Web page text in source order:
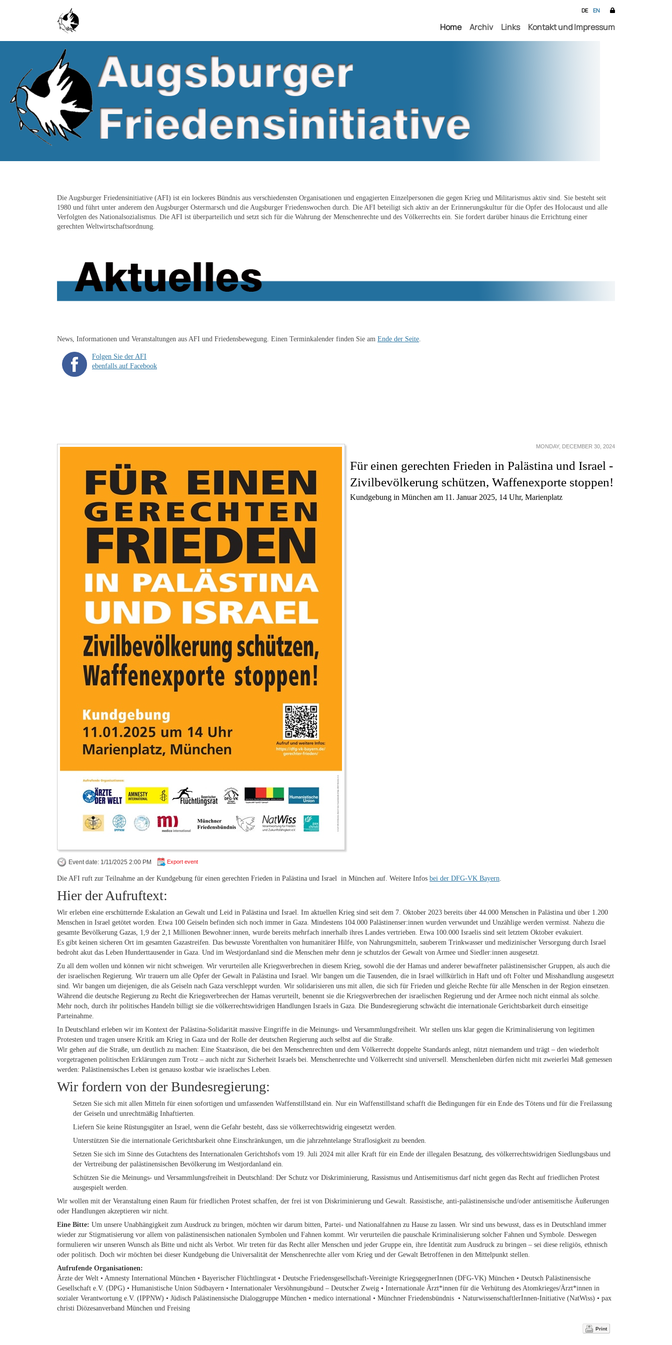
Skip to main content
Home
Archiv Links Kontakt und Impressum
DE EN
Die Augsburger Friedensinitiative (AFI) ist ein lockeres Bündnis aus verschiedensten Organisationen und engagierten Einzelpersonen die gegen Krieg und Militarismus aktiv sind. Sie besteht seit
1980 und führt unter anderem den Augsburger Ostermarsch und die Augsburger Friedenswochen durch. Die AFI beteiligt sich aktiv an der Erinnerungskultur für die Opfer des Holocaust und alle
Verfolgten des Nationalsozialismus. Die AFI ist überparteilich und setzt sich für die Wahrung der Menschenrechte und des Völkerrechts ein. Sie fordert darüber hinaus die Errichtung einer
gerechten Weltwirtschaftsordnung.
News, Informationen und Veranstaltungen aus AFI und Friedensbewegung. Einen Terminkalender finden Sie am Ende der Seite
Folgen Sie der AFI
ebenfalls auf Facebook
MONDAY, DECEMBER 30, 2024
Für einen gerechten Frieden in Palästina und Israel -
Zivilbevölkerung schützen, Waffenexporte stoppen!
Kundgebung in München am 11. Januar 2025, 14 Uhr, Marienplatz
Event date: 1/11/2025 2:00 PM Export event
Die AFI ruft zur Teilnahme an der Kundgebung für einen gerechten Frieden in Palästina und Israel in München auf. Weitere Infos bei der DFG-VK Bayern
Hier der Aufruftext:
Wir erleben eine erschütternde Eskalation an Gewalt und Leid in Palästina und Israel. Im aktuellen Krieg sind seit dem 7. Oktober 2023 bereits über 44.000 Menschen in Palästina und über 1.200
Menschen in Israel getötet worden. Etwa 100 Geiseln befinden sich noch immer in Gaza. Mindestens 104.000 Palästinenser:innen wurden verwundet und Unzählige werden vermisst. Nahezu die
gesamte Bevölkerung Gazas, 1,9 der 2,1 Millionen Bewohner:innen, wurde bereits mehrfach innerhalb ihres Landes vertrieben. Etwa 100.000 Israelis sind seit letztem Oktober evakuiert.
Es gibt keinen sicheren Ort im gesamten Gazastreifen. Das bewusste Vorenthalten von humanitärer Hilfe, von Nahrungsmitteln, sauberem Trinkwasser und medizinischer Versorgung durch Israel
bedroht akut das Leben Hunderttausender in Gaza. Und im Westjordanland sind die Menschen mehr denn je schutzlos der Gewalt von Armee und Siedler:innen ausgesetzt.
Zu all dem wollen und können wir nicht schweigen. Wir verurteilen alle Kriegsverbrechen in diesem Krieg, sowohl die der Hamas und anderer bewaffneter palästinensischer Gruppen, als auch die
der israelischen Regierung. Wir trauern um alle Opfer der Gewalt in Palästina und Israel. Wir bangen um die Tausenden, die in Israel willkürlich in Haft und oft Folter und Misshandlung ausgesetzt
sind. Wir bangen um diejenigen, die als Geiseln nach Gaza verschleppt wurden. Wir solidarisieren uns mit allen, die sich für Frieden und gleiche Rechte für alle Menschen in der Region einsetzen.
Während die deutsche Regierung zu Recht die Kriegsverbrechen der Hamas verurteilt, benennt sie die Kriegsverbrechen der israelischen Regierung und der Armee noch nicht einmal als solche.
Mehr noch, durch ihr politisches Handeln billigt sie die völkerrechtswidrigen Handlungen Israels in Gaza. Die Bundesregierung schwächt die internationale Gerichtsbarkeit durch einseitige
Parteinahme.
In Deutschland erleben wir im Kontext der Palästina-Solidarität massive Eingriffe in die Meinungs- und Versammlungsfreiheit. Wir stellen uns klar gegen die Kriminalisierung von legitimen
Protesten und tragen unsere Kritik am Krieg in Gaza und der Rolle der deutschen Regierung auch selbst auf die Straße.
Wir gehen auf die Straße, um deutlich zu machen: Eine Staatsräson, die bei den Menschenrechten und dem Völkerrecht doppelte Standards anlegt, nützt niemandem und trägt – den wiederholt
vorgetragenen politischen Erklärungen zum Trotz – auch nicht zur Sicherheit Israels bei. Menschenrechte und Völkerrecht sind universell. Menschenleben dürfen nicht mit zweierlei Maß gemessen
werden: Palästinensisches Leben ist genauso kostbar wie israelisches Leben.
Wir fordern von der Bundesregierung:
Setzen Sie sich mit allen Mitteln für einen sofortigen und umfassenden Waffenstillstand ein. Nur ein Waffenstillstand schafft die Bedingungen für ein Ende des Tötens und für die Freilassung
der Geiseln und unrechtmäßig Inhaftierten.
Liefern Sie keine Rüstungsgüter an Israel, wenn die Gefahr besteht, dass sie völkerrechtswidrig eingesetzt werden.
Unterstützen Sie die internationale Gerichtsbarkeit ohne Einschränkungen, um die jahrzehntelange Straflosigkeit zu beenden.
Setzen Sie sich im Sinne des Gutachtens des Internationalen Gerichtshofs vom 19. Juli 2024 mit aller Kraft für ein Ende der illegalen Besatzung, des völkerrechtswidrigen Siedlungsbaus und
der Vertreibung der palästinensischen Bevölkerung im Westjordanland ein.
Schützen Sie die Meinungs- und Versammlungsfreiheit in Deutschland: Der Schutz vor Diskriminierung, Rassismus und Antisemitismus darf nicht gegen das Recht auf friedlichen Protest
ausgespielt werden.
Wir wollen mit der Veranstaltung einen Raum für friedlichen Protest schaffen, der frei ist von Diskriminierung und Gewalt. Rassistische, anti-palästinensische und/oder antisemitische Äußerungen
oder Handlungen akzeptieren wir nicht.
Eine Bitte: Um unsere Unabhängigkeit zum Ausdruck zu bringen, möchten wir darum bitten, Partei- und Nationalfahnen zu Hause zu lassen. Wir sind uns bewusst, dass es in Deutschland immer
wieder zur Stigmatisierung vor allem von palästinensischen nationalen Symbolen und Fahnen kommt. Wir verurteilen die pauschale Kriminalisierung solcher Fahnen und Symbole. Deswegen
formulieren wir unseren Wunsch als Bitte und nicht als Verbot. Wir treten für das Recht aller Menschen und jeder Gruppe ein, ihre Identität zum Ausdruck zu bringen – sei diese religiös, ethnisch
oder politisch. Doch wir möchten bei dieser Kundgebung die Universalität der Menschenrechte aller vom Krieg und der Gewalt Betroffenen in den Mittelpunkt stellen.
Aufrufende Organisationen:
Ärzte der Welt • Amnesty International München • Bayerischer Flüchtlingsrat • Deutsche Friedensgesellschaft-Vereinigte KriegsgegnerInnen (DFG-VK) München • Deutsch Palästinensische
Gesellschaft e.V. (DPG) • Humanistische Union Südbayern • Internationaler Versöhnungsbund – Deutscher Zweig • Internationale Ärzt*innen für die Verhütung des Atomkrieges/Ärzt*innen in
sozialer Verantwortung e.V. (IPPNW) • Jüdisch Palästinensische Dialoggruppe München • medico international • Münchner Friedensbündnis • NaturwissenschaftlerInnen-Initiative (NatWiss) • pax
christi Diözesanverband München und Freising
Print